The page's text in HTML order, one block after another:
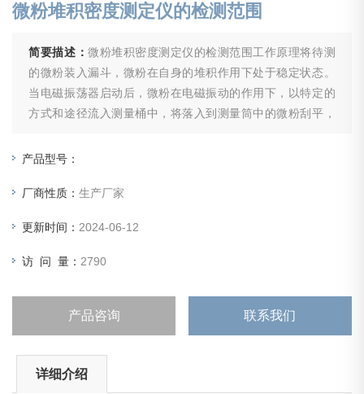
微粉堆积密度测定仪的检测范围
简要描述：微粉堆积密度测定仪的检测范围工作原理将待测
的微粉装入漏斗，微粉在自身的堆积作用下处于稳定状态。
当电磁振荡器启动后，微粉在电磁振动的作用下，以特定的
方式和途径流入测量桶中，将落入到测量筒中的微粉刮平，
容积，就可以测出待测微粉的堆积密度
产品型号：
厂商性质：生产厂家
更新时间： 2024-06-12
访 问 量： 2790
产品咨询 联系我们
详细介绍